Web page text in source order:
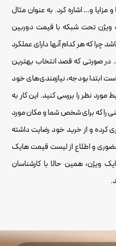
مزایا و… اشاره کرد. به عنوان مثال
تحت شبکه با قیمت دوربین
چرا که هر کدام آنها دارای عملکرد
در صورتی که قصد انتخاب بهترین
است ابتدا بودجه، نیازمندی‌های خود
نظر را بررسی کنید. این کار به
را که برای شخص شما و مکان مورد
کرده و از خرید خود رضایت داشته
و اطلاع از لیست قیمت هایک
ویژن، همین حالا با کارشناسان